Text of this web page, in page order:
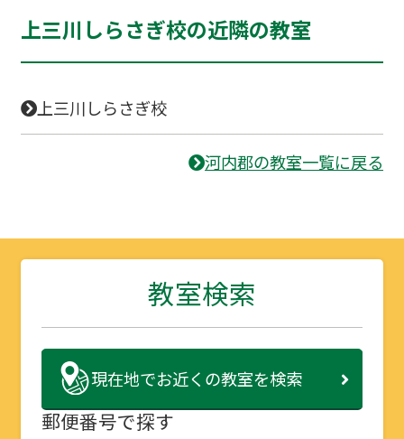
上三川しらさぎ校の近隣の教室
上三川しらさぎ校
河内郡の教室一覧に戻る
教室検索
現在地でお近くの教室を検索
郵便番号で探す